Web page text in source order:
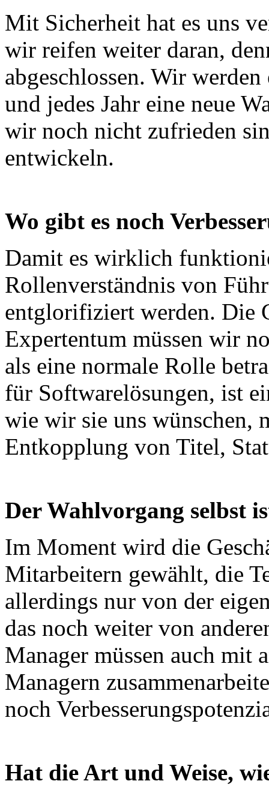
Mit Sicherheit hat es uns
wir reifen weiter daran,
abgeschlossen. Wir
und jedes Jahr eine neue
wir noch nicht zufrieden
entwickeln.
Wo gibt es noch
Damit es wirklich
Rollenverständnis von
entglorifiziert werden. Die
Expertentum müssen wir
als eine normale Rolle
für Softwarelösungen, ist
wie wir sie uns wünschen,
Entkopplung von Titel,
Der Wahlvorgang selbst
Im Moment wird die
Mitarbeitern gewählt, die
allerdings nur von der
das noch weiter von
Manager müssen auch mit
Managern
noch
Hat die Art und Weise,